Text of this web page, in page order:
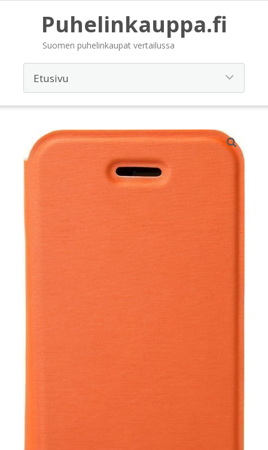
Puhelinkauppa.fi
Suomen puhelinkaupat vertailussa